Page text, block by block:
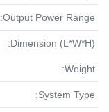
Output Power Range:
Dimension (L*W*H):
Weight:
System Type: